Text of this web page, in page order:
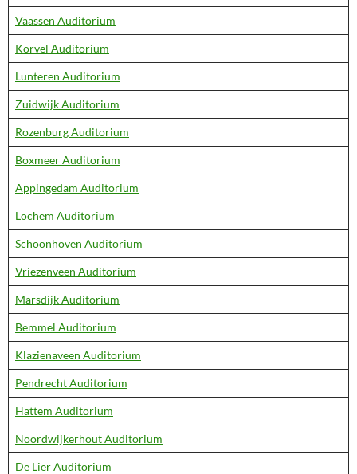
Vaassen Auditorium
Korvel Auditorium
Lunteren Auditorium
Zuidwijk Auditorium
Rozenburg Auditorium
Boxmeer Auditorium
Appingedam Auditorium
Lochem Auditorium
Schoonhoven Auditorium
Vriezenveen Auditorium
Marsdijk Auditorium
Bemmel Auditorium
Klazienaveen Auditorium
Pendrecht Auditorium
Hattem Auditorium
Noordwijkerhout Auditorium
De Lier Auditorium